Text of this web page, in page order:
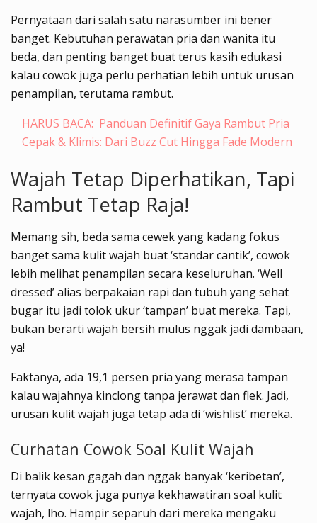
Pernyataan dari salah satu narasumber ini bener
banget. Kebutuhan perawatan pria dan wanita itu
beda, dan penting banget buat terus kasih edukasi
kalau cowok juga perlu perhatian lebih untuk urusan
penampilan, terutama rambut.
HARUS BACA: Panduan Definitif Gaya Rambut Pria
Cepak & Klimis: Dari Buzz Cut Hingga Fade Modern
Wajah Tetap Diperhatikan, Tapi
Rambut Tetap Raja!
Memang sih, beda sama cewek yang kadang fokus
banget sama kulit wajah buat ‘standar cantik’, cowok
lebih melihat penampilan secara keseluruhan. ‘Well
dressed’ alias berpakaian rapi dan tubuh yang sehat
bugar itu jadi tolok ukur ‘tampan’ buat mereka. Tapi,
bukan berarti wajah bersih mulus nggak jadi dambaan,
ya!
Faktanya, ada 19,1 persen pria yang merasa tampan
kalau wajahnya kinclong tanpa jerawat dan flek. Jadi,
urusan kulit wajah juga tetap ada di ‘wishlist’ mereka.
Curhatan Cowok Soal Kulit Wajah
Di balik kesan gagah dan nggak banyak ‘keribetan’,
ternyata cowok juga punya kekhawatiran soal kulit
wajah, lho. Hampir separuh dari mereka mengaku